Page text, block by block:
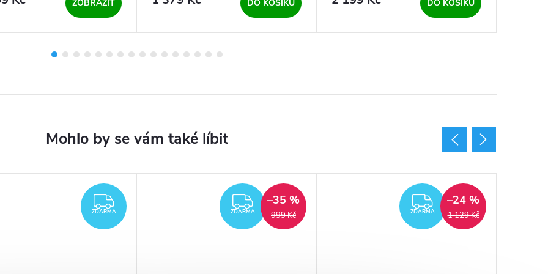
ZOBRAZIT DO KOŠÍKU DO KOŠÍKU
ZDARMA
ZDARMA
ZDARMA
ZDARMA 999 Kč
–35 % ZDARMA
ZDARMA 1 129 Kč
–24 %